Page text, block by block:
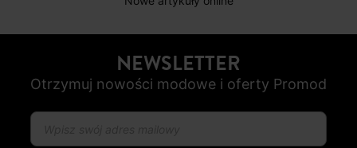
do 30 dni
BEZPIECZNA PŁATNOŚC
Karta płatnicza, Apple Pay, Przelew internetowy, Paypal